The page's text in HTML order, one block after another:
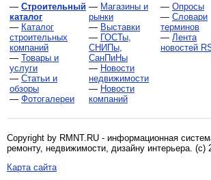
— Строительный
каталог
— Каталог
строительных
компаний
— Товары и
услуги
— Статьи и
обзоры
— Фотогалереи
— Магазины и
рынки
— Выставки
— ГОСТы,
СНИПы,
СанПиНы
— Новости
недвижимости
— Новости
компаний
— Опросы
— Словари
терминов
— Лента
новостей
Copyright by RMNT.RU - информационная
ремонту, недвижимости, дизайну интерьера .
Карта сайта